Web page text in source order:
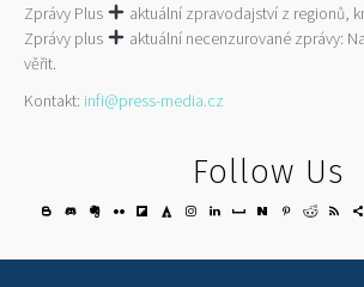
Zprávy Plus
aktuální zpravodajství z regionů,
Zprávy plus
aktuální necenzurované zprávy:
věřit.
Kontakt: infi@press-media.cz
Follow Us